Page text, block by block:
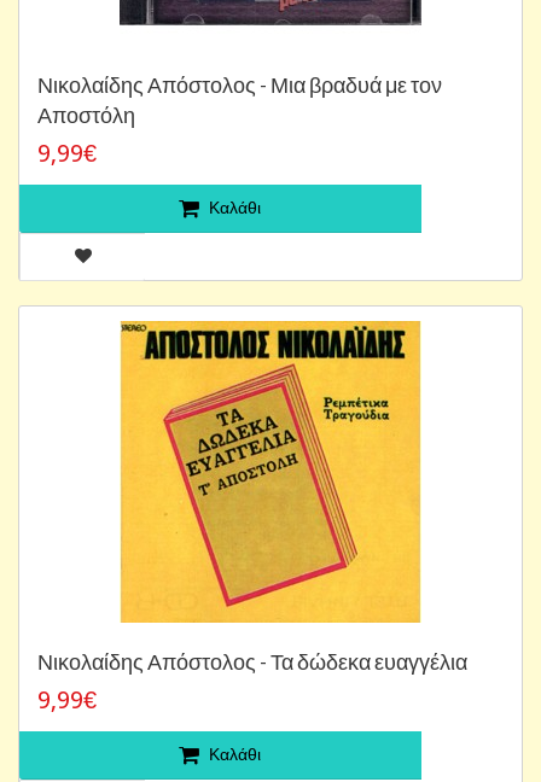
Νικολαίδης Απόστολος - Μια βραδυά με τον
Αποστόλη
9,99€
Καλάθι
Νικολαίδης Απόστολος - Τα δώδεκα ευαγγέλια
9,99€
Καλάθι